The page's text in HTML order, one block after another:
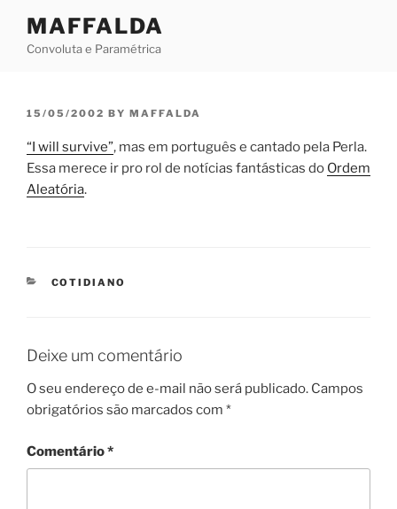
content
MAFFALDA
Convoluta e Paramétrica
POSTED
15/05/2002 BY MAFFALDA
“I will survive”, mas em português e cantado pela Perla.
Essa merece ir pro rol de notícias fantásticas do Ordem
Aleatória.
CATEGORIES
COTIDIANO
Deixe um comentário
O seu endereço de e-mail não será publicado. Campos
obrigatórios são marcados com *
Comentário*